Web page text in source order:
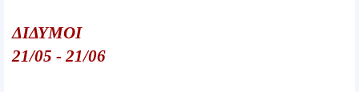
ΔΙΔΥΜΟΙ
21/05 - 21/06